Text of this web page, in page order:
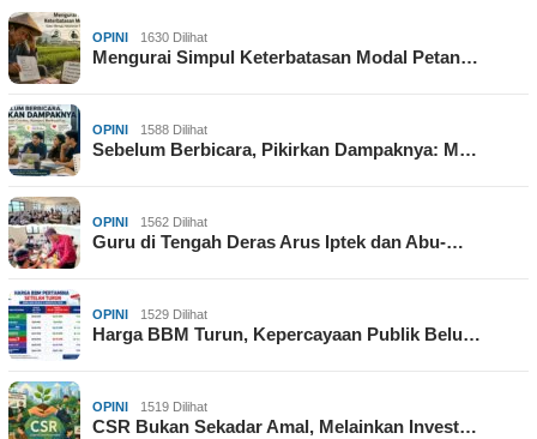
OPINI 1630 Dilihat
Mengurai Simpul Keterbatasan Modal Petan…
OPINI 1588 Dilihat
Sebelum Berbicara, Pikirkan Dampaknya: M…
OPINI 1562 Dilihat
Guru di Tengah Deras Arus Iptek dan Abu-…
OPINI 1529 Dilihat
Harga BBM Turun, Kepercayaan Publik Belu…
OPINI 1519 Dilihat
CSR Bukan Sekadar Amal, Melainkan Invest…